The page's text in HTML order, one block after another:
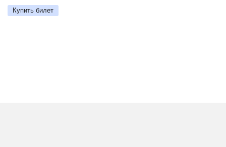
Купить билет